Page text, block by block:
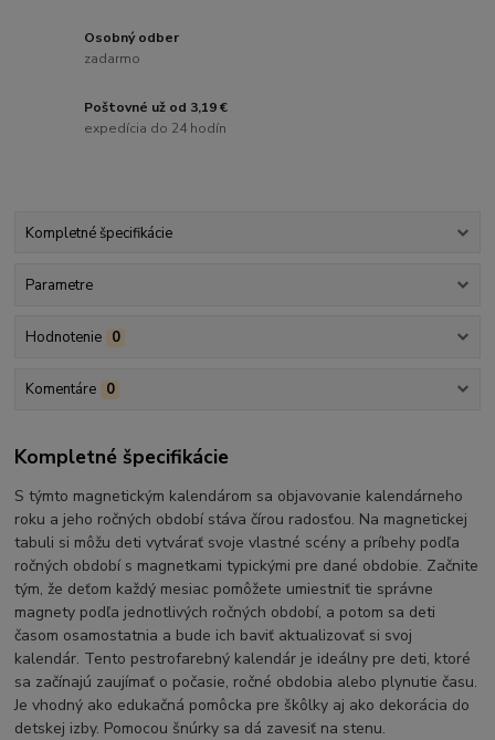
Osobný odber
zadarmo
Poštovné už od 3,19 €
expedícia do 24 hodín
Kompletné špecifikácie
Parametre
Hodnotenie 0
Komentáre 0
Kompletné špecifikácie
S týmto magnetickým kalendárom sa objavovanie kalendárneho
roku a jeho ročných období stáva čírou radosťou. Na magnetickej
tabuli si môžu deti vytvárať svoje vlastné scény a príbehy podľa
ročných období s magnetkami typickými pre dané obdobie. Začnite
tým, že deťom každý mesiac pomôžete umiestniť tie správne
magnety podľa jednotlivých ročných období, a potom sa deti
časom osamostatnia a bude ich baviť aktualizovať si svoj
kalendár. Tento pestrofarebný kalendár je ideálny pre deti, ktoré
sa začínajú zaujímať o počasie, ročné obdobia alebo plynutie času.
Je vhodný ako edukačná pomôcka pre škôlky aj ako dekorácia do
detskej izby. Pomocou šnúrky sa dá zavesiť na stenu.